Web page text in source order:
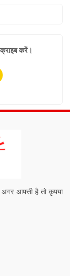
करें।
आपत्ती है तो कृपया